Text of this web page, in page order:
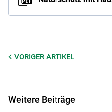
VORIGER ARTIKEL
Weitere Beiträge